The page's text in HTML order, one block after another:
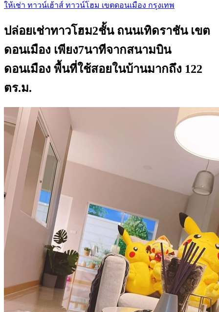
ให้เช่า ทาวน์เฮ้าส์ ทาวน์โฮม เขตดอนเมือง กรุงเทพ
ปล่อยเช่าทาวโฮม2ชั้น ถนนเทิดราชัน เขต
ดอนเมือง เพียง7นาทีจากสนามบิน
ดอนเมือง พื้นที่ใช้สอยในบ้านมากถึง 122
ตร.ม.